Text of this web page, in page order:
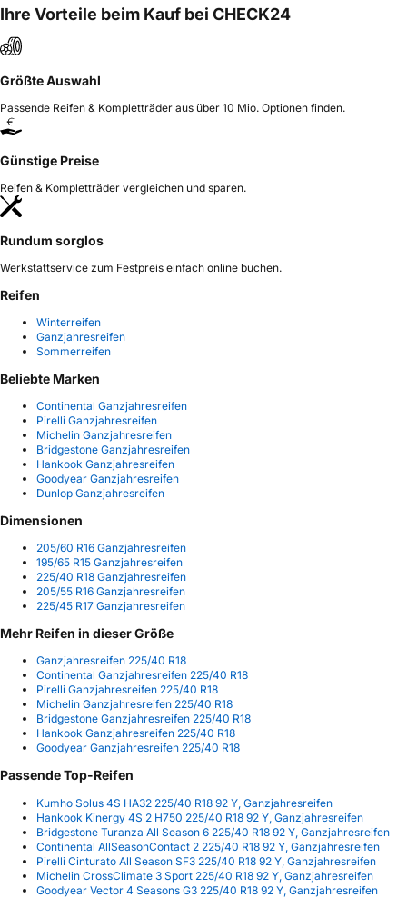
Ihre Vorteile beim Kauf bei CHECK24
Größte Auswahl
Passende Reifen & Kompletträder aus über 10 Mio. Optionen finden.
Günstige Preise
Reifen & Kompletträder vergleichen und sparen.
Rundum sorglos
Werkstattservice zum Festpreis einfach online buchen.
Reifen
Winterreifen
Ganzjahresreifen
Sommerreifen
Beliebte Marken
Continental Ganzjahresreifen
Pirelli Ganzjahresreifen
Michelin Ganzjahresreifen
Bridgestone Ganzjahresreifen
Hankook Ganzjahresreifen
Goodyear Ganzjahresreifen
Dunlop Ganzjahresreifen
Dimensionen
205/60 R16 Ganzjahresreifen
195/65 R15 Ganzjahresreifen
225/40 R18 Ganzjahresreifen
205/55 R16 Ganzjahresreifen
225/45 R17 Ganzjahresreifen
Mehr Reifen in dieser Größe
Ganzjahresreifen 225/40 R18
Continental Ganzjahresreifen 225/40 R18
Pirelli Ganzjahresreifen 225/40 R18
Michelin Ganzjahresreifen 225/40 R18
Bridgestone Ganzjahresreifen 225/40 R18
Hankook Ganzjahresreifen 225/40 R18
Goodyear Ganzjahresreifen 225/40 R18
Passende Top-Reifen
Kumho Solus 4S HA32 225/40 R18 92 Y, Ganzjahresreifen
Hankook Kinergy 4S 2 H750 225/40 R18 92 Y, Ganzjahresreifen
Bridgestone Turanza All Season 6 225/40 R18 92 Y, Ganzjahresreifen
Continental AllSeasonContact 2 225/40 R18 92 Y, Ganzjahresreifen
Pirelli Cinturato All Season SF3 225/40 R18 92 Y, Ganzjahresreifen
Michelin CrossClimate 3 Sport 225/40 R18 92 Y, Ganzjahresreifen
Goodyear Vector 4 Seasons G3 225/40 R18 92 Y, Ganzjahresreifen